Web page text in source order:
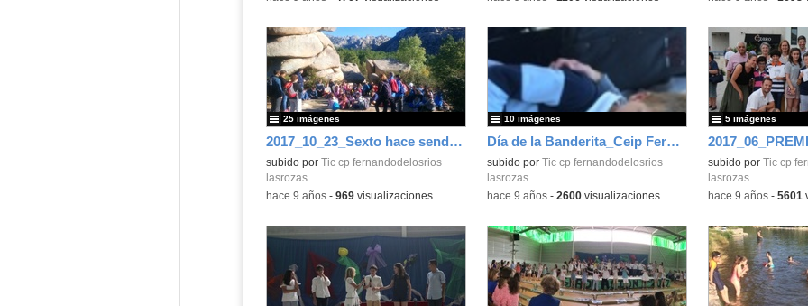
2017_10_23_Sexto hace senderismo y escalada en la Pedriza
subido por Tic cp fernandodelosrios
lasrozas
25 imágenes
-hace 9 años- 969visualizaciones
Día de la Banderita_Ceip Fernando De Los Ríos de Las Rozas_Curso 2017-208
subido por Tic cp fernandodelosrios
lasrozas
10 imágenes
-hace 9 años- 2600visualizaciones
subido por Tic cp
lasrozas
5 imágenes
-hace 9 años- 5601